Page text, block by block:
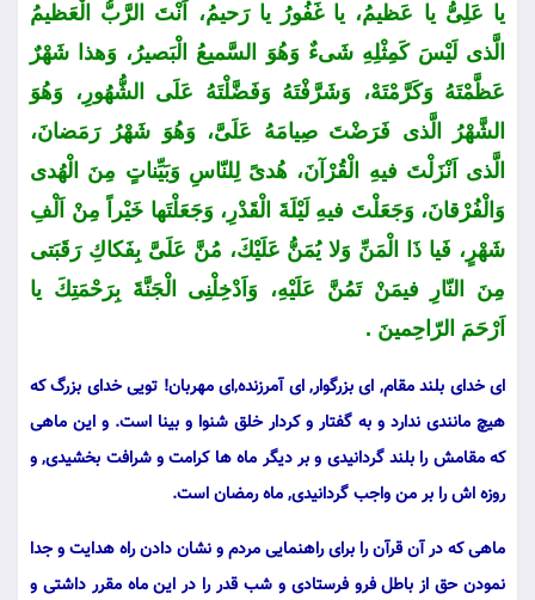
یا عَلِیُّ یا عَظیمُ، یا غَفُورُ یا رَحیمُ، اَنْتَ الرَّبُّ الْعَظیمُ
الَّذی لَیْسَ كَمِثْلِهِ شَیءٌ وَهُوَ السَّمیعُ الْبَصیرُ، وَهذا شَهْرٌ
عَظَّمْتَهُ وَكَرَّمْتَهْ، وَشَرَّفْتَهُ وَفَضَّلْتَهُ عَلَى الشُّهُورِ، وَهُوَ
الشَّهْرُ الَّذی فَرَضْتَ صِیامَهُ عَلَیَّ، وَهُوَ شَهْرُ رَمَضانَ،
الَّذی اَنْزَلْتَ فیهِ الْقُرْآنَ، هُدىً لِلنّاسِ وَبَیِّناتٍ مِنَ الْهُدى
وَالْفُرْقانَ، وَجَعَلْتَ فیهِ لَیْلَةَ الْقَدْرِ، وَجَعَلْتَها خَیْراً مِنْ اَلْفِ
شَهْرٍ، فَیا ذَا الْمَنِّ وَلا یُمَنُّ عَلَیْكَ، مُنَّ عَلَیَّ بِفَكاكِ رَقَبَتی
مِنَ النّارِ فیمَنْ تَمُنَّ عَلَیْهِ، وَاَدْخِلْنِی الْجَنَّةَ بِرَحْمَتِكَ یا
اَرْحَمَ الرّاحِمینَ .
اى خداى بلند مقام, اى بزرگوار, اى آمرزنده,اى مهربان! تویى خداى بزرگ كه
هیچ مانندى ندارد و به گفتار و كردار خلق شنوا و بینا است. و این ماهى
كه مقامش را بلند گردانیدى و بر دیگر ماه ها كرامت و شرافت بخشیدى, و
روزه اش را بر من واجب گردانیدى, ماه رمضان است.
ماهى كه در آن قرآن را براى راهنمایى مردم و نشان دادن راه هدایت و جدا
نمودن حق از باطل فرو فرستادى و شب قدر را در این ماه مقرر داشتى و